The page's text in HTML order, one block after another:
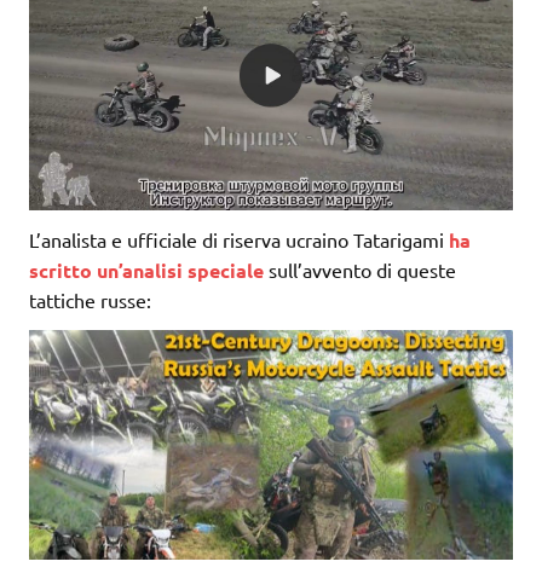
L’analista e ufficiale di riserva ucraino Tatarigami ha
scritto un’analisi speciale sull’avvento di queste
tattiche russe: